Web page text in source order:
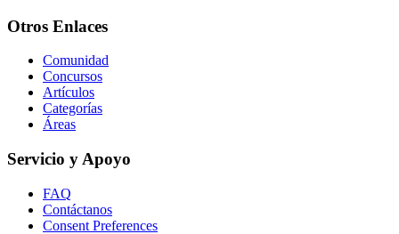
Otros Enlaces
Comunidad
Concursos
Artículos
Categorías
Áreas
Servicio y Apoyo
FAQ
Contáctanos
Consent Preferences